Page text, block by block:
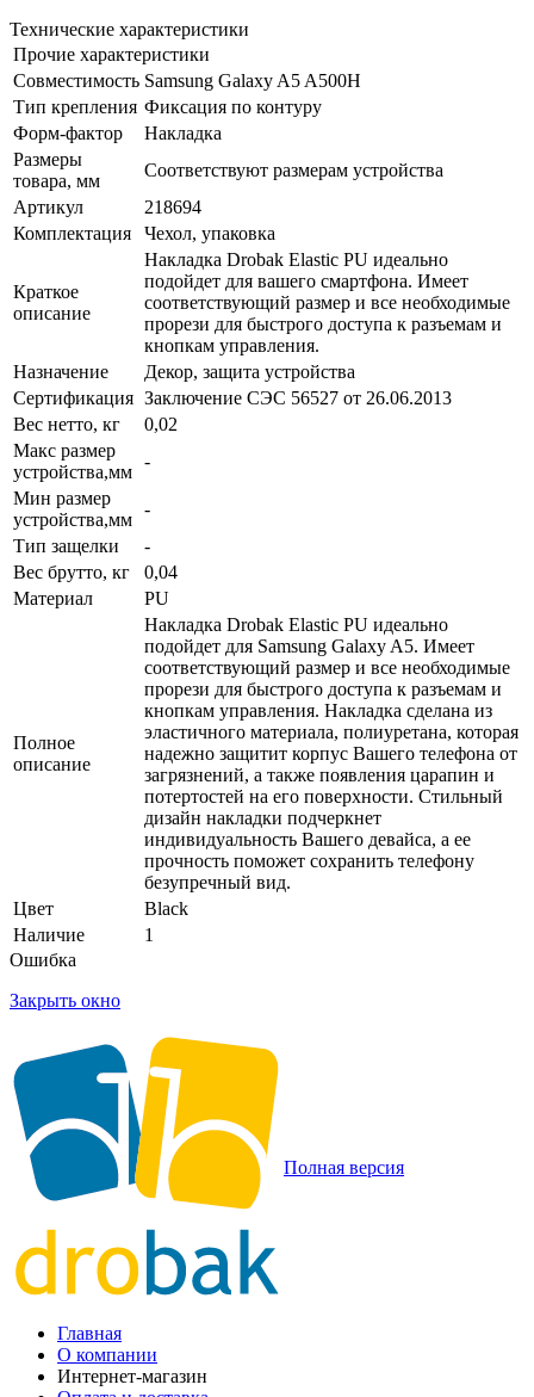
Технические характеристики
Прочие характеристики
Совместимость Samsung Galaxy A5 A500H
Тип крепления Фиксация по контуру
Форм-фактор
Накладка
Размеры
товара, мм
Соответствуют размерам устройства
Артикул
218694
Комплектация
Чехол, упаковка
Краткое
описание
Накладка Drobak Elastic PU идеально
подойдет для вашего смартфона. Имеет
соответствующий размер и все необходимые
прорези для быстрого доступа к разъемам и
кнопкам управления.
Назначение
Декор, защита устройства
Сертификация Заключение СЭС 56527 от 26.06.2013
Вес нетто, кг
0,02
Макс размер
устройства,мм
-
Мин размер
устройства,мм
-
Тип защелки
-
Вес брутто, кг
0,04
Материал
PU
Полное
описание
Накладка Drobak Elastic PU идеально
подойдет для Samsung Galaxy A5. Имеет
соответствующий размер и все необходимые
прорези для быстрого доступа к разъемам и
кнопкам управления. Накладка сделана из
эластичного материала, полиуретана, которая
надежно защитит корпус Вашего телефона от
загрязнений, а также появления царапин и
потертостей на его поверхности. Стильный
дизайн накладки подчеркнет
индивидуальность Вашего девайса, а ее
прочность поможет сохранить телефону
безупречный вид.
Цвет
Black
Наличие
1
Ошибка
Закрыть окно
Полная версия
Главная
О компании
Интернет-магазин